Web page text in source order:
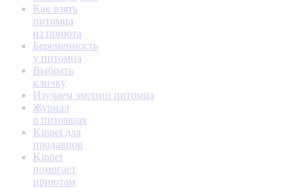
Как взять
питомца
из приюта
Беременность
у питомца
Выбрать
кличку
Изучаем эмоции питомца
Журнал
о питомцах
Kinpet для
продавцов
Kinpet
помогает
приютам